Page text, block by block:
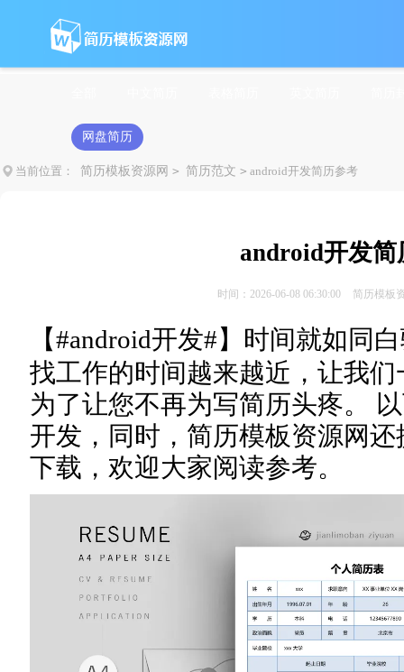
网盘简历
当前位置： 简历模板资源网 > 简历范文 > android开发简历参考
android开发简
时间：2026-06-08 06:30:00 简历模板
【#android开发#】时间就如同
找工作的时间越来越近，让我
为了让您不再为写简历头疼。
开发，同时，简历模板资源网
下载，欢迎大家阅读参考。